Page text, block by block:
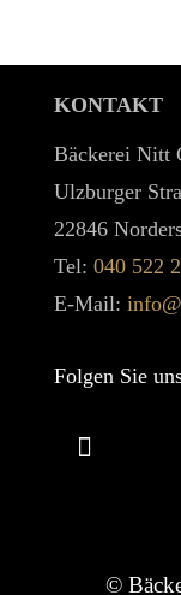
KONTAKT
Bäckerei Nitt
Ulzburger
22846
Tel: 040 522
E-Mail:
Folgen Sie
©